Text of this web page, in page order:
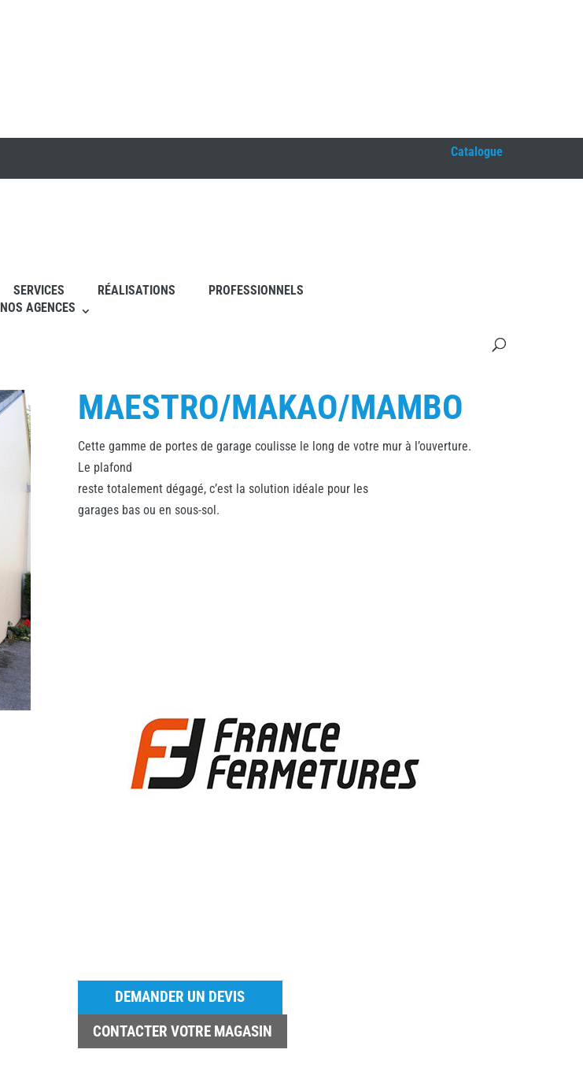
Catalogue
SERVICES RÉALISATIONS
PROFESSIONNELS
NOS AGENCES
MAESTRO/MAKAO/MAMBO
Cette gamme de portes de garage coulisse le long de votre mur à l’ouverture.
Le plafond
reste totalement dégagé, c’est la solution idéale pour les
garages bas ou en sous-sol.
DEMANDER UN DEVIS
CONTACTER VOTRE MAGASIN